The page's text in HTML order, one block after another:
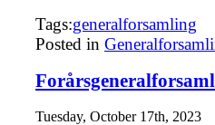
Tags:generalforsamling
Posted in
Tuesday, October 17th, 2023